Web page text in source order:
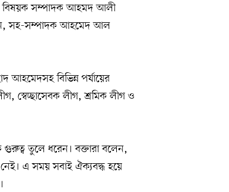
বিষয়ক সম্পাদক আহমদ আলী
সহ-সম্পাদক আহমেদ আল
আহমেদসহ বিভিন্ন পর্যায়ের
স্বেচ্ছাসেবক লীগ, শ্রমিক লীগ ও
গুরুত্ব তুলে ধরেন। বক্তারা বলেন,
নেই। এ সময় সবাই ঐক্যবদ্ধ হয়ে